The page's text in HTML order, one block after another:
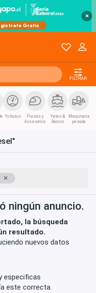
×
FILTRAR
Yo busco
Piezas y
Accesorios
Yates &
Barcos
Maquinaria
pesada
×
ningún anuncio.
la búsqueda
resultado.
nuevos datos
especificas
este correcta.